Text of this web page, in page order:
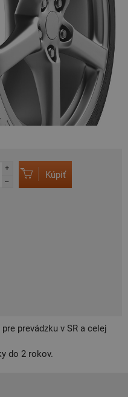
+
–
Kúpiť
prevádzku v SR a celej
do 2 rokov.